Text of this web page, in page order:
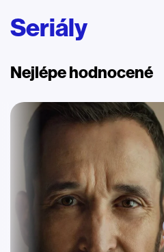
Seriály
Nejlépe hodnocené